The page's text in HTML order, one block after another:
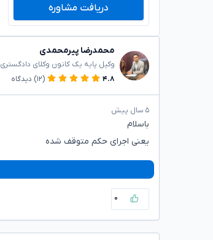
دریافت مشاوره
محمدرضا پیرمحمدی
وکیل پایه یک کانون وکلای دادگستری
۴.۸
(۱۲) دیدگاه
۵ سال پیش
باسلام
یعنی اجرای حکم متوقف شده
۰